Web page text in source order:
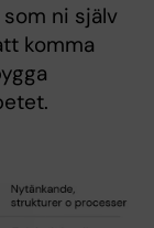
ni själv
komma